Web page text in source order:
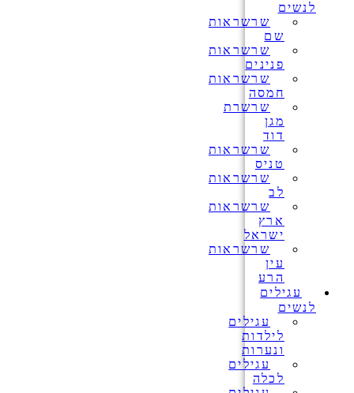
לנשים
שרשראות
שם
שרשראות
פנינים
שרשראות
חמסה
שרשרת
מגן
דוד
שרשראות
טניס
שרשראות
לב
שרשראות
ארץ
ישראל
שרשראות
עין
הרע
עגילים
לנשים
עגילים
לילדות
ונערות
עגילים
לכלה